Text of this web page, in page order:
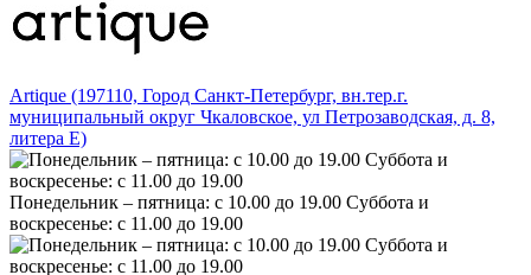
Artique (197110, Город Санкт-Петербург, вн.тер.г.
муниципальный округ Чкаловское, ул Петрозаводская, д. 8,
литера Е)
Понедельник – пятница: с 10.00 до 19.00 Суббота и
воскресенье: с 11.00 до 19.00